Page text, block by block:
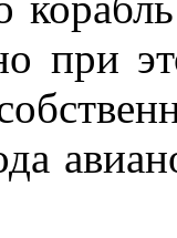
при